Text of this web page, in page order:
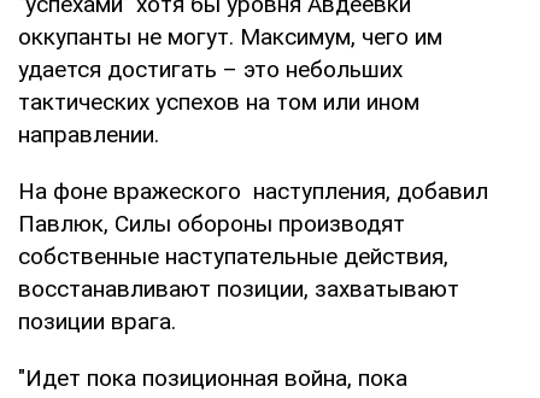
оккупанты не могут. Максимум, чего им
удается достигать – это небольших
тактических успехов на том или ином
направлении.
На фоне вражеского наступления, добавил
Павлюк, Силы обороны производят
собственные наступательные действия,
восстанавливают позиции, захватывают
позиции врага.
"Идет пока позиционная война, пока